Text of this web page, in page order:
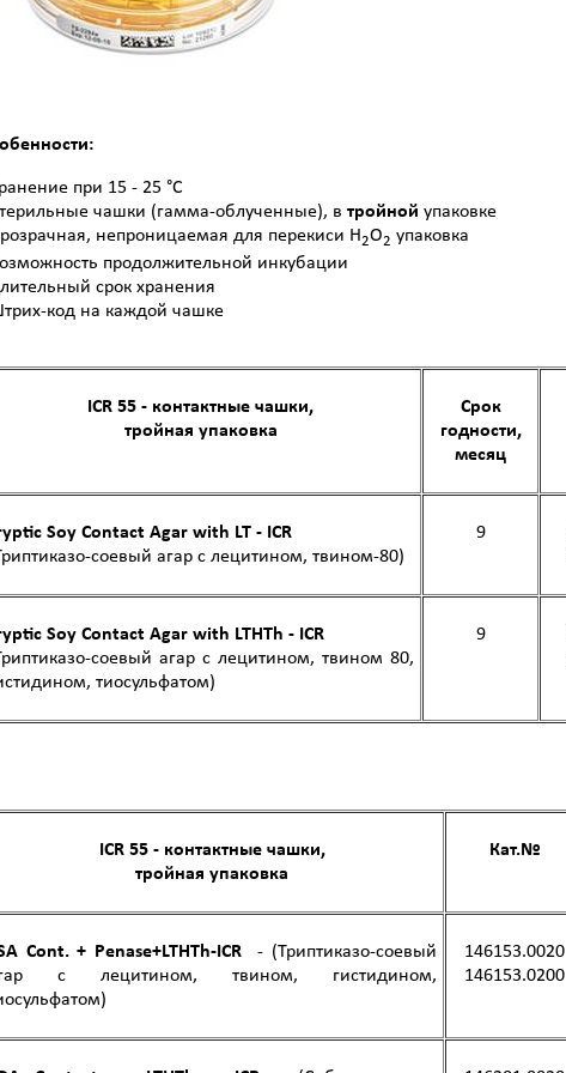
при 15 - 25 °C
чашки (гамма-облученные), в тройной упаковке
непроницаемая для перекиси H2O2 упаковка
продолжительной инкубации
срок хранения
код на каждой чашке
ICR 55 - контактные чашки,
тройная упаковка
Срок
годности,
месяц
Soy Contact Agar with LT - ICR
соевый агар с лецитином, твином-80)
9
Soy Contact Agar with LTHTh - ICR
соевый агар с лецитином, твином 80,
тиосульфатом)
9
ICR 55 - контактные чашки,
тройная упаковка
Кат.№
Cont. + Penase+LTHTh-ICR- (Триптиказо-соевый
с лецитином, твином, гистидином,
146153.0020
146153.0200